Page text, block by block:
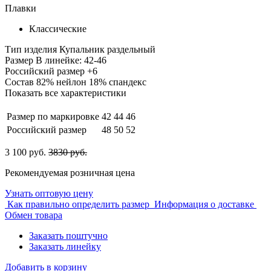
Плавки
Классические
Тип изделия Купальник раздельный
Размер В линейке: 42-46
Российский размер +6
Состав 82% нейлон 18% спандекс
Показать все характеристики
Размер по маркировке 42 44 46
Российский размер
48 50 52
3 100 руб. 3830 руб.
Рекомендуемая розничная цена
Узнать оптовую цену
Как правильно определить размер Информация о доставке
Обмен товара
Заказать поштучно
Заказать линейку
Добавить в корзину